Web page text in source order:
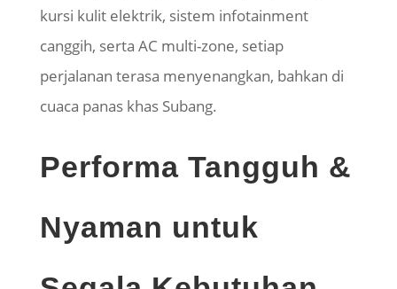
kursi kulit elektrik, sistem infotainment
canggih, serta AC multi-zone, setiap
perjalanan terasa menyenangkan, bahkan di
cuaca panas khas Subang.
Performa Tangguh &
Nyaman untuk